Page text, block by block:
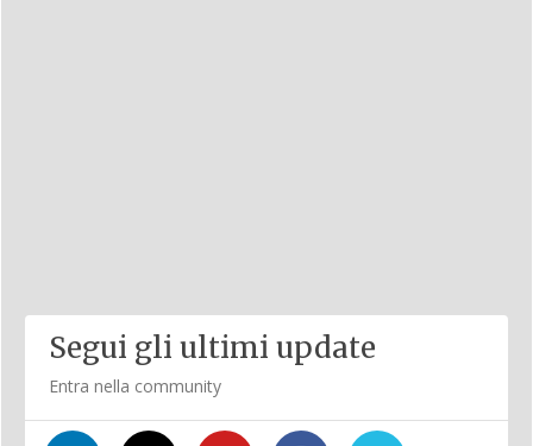
Segui gli ultimi update
Entra nella community